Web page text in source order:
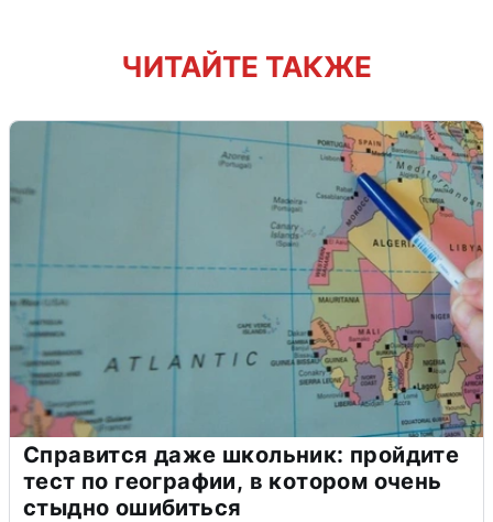
ЧИТАЙТЕ ТАКЖЕ
Справится даже школьник: пройдите
тест по географии, в котором очень
стыдно ошибиться